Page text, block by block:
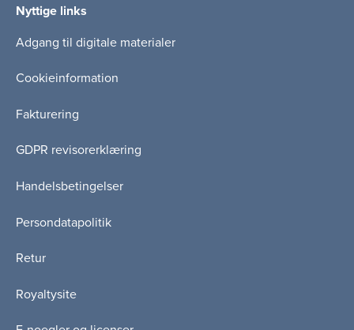
Nyttige links
Adgang til digitale materialer
Cookieinformation
Fakturering
GDPR revisorerklæring
Handelsbetingelser
Persondatapolitik
Retur
Royaltysite